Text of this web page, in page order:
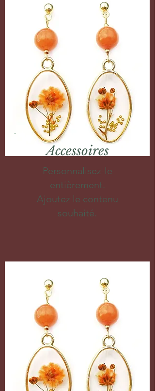
Accessoires
Personnalisez-le
entièrement.
Ajoutez le contenu
souhaité.